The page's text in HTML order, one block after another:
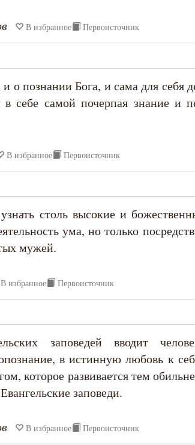
В избранное Первоисточник
о познании Бога, и сама для себя
в себе самой почерпая знание и
В избранное Первоисточник
столь высокие и
ума, но только
мужей.
В избранное Первоисточник
заповедей вводит
в истинную любовь к
которое развивается тем
заповеди.
В избранное Первоисточник